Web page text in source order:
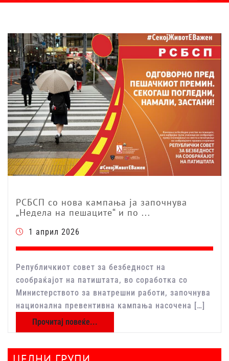
РСБСП со нова кампања ја започнува
„Недела на пешаците“ и по ...
1 април 2026
Републичкиот совет за безбедност на
сообраќајот на патиштата, во соработка со
Министерството за внатрешни работи, започнува
национална превентивна кампања насочена […]
Прочитај повеќе...